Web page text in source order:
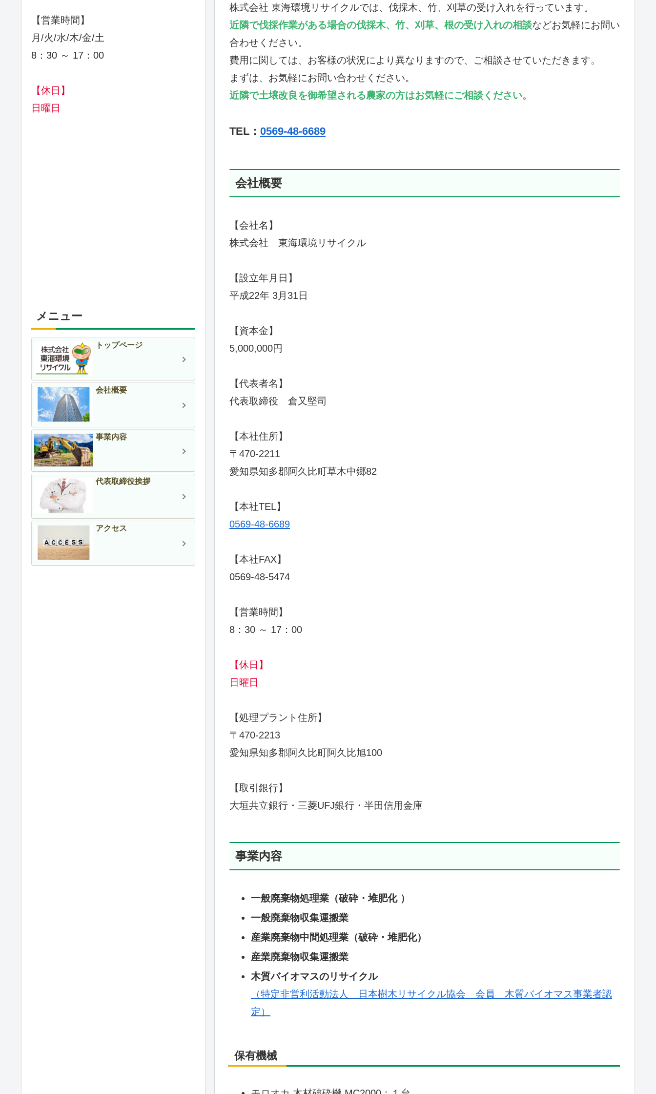
株式会社 東海環境リサイクルでは、伐採木、竹、刈草の受け入れを行っています。
近隣で伐採作業がある場合の伐採木、竹、刈草、根の受け入れの相談などお気軽にお問い
合わせください。
費用に関しては、お客様の状況により異なりますので、ご相談させていただきます。
まずは、お気軽にお問い合わせください。
近隣で土壌改良を御希望される農家の方はお気軽にご相談ください。
TEL： 0569-48-6689
会社概要
【会社名】
株式会社 東海環境リサイクル
【設立年月日】
平成22年 3月31日
【資本金】
5,000,000円
【代表者名】
代表取締役 倉又堅司
【本社住所】
〒470-2211
愛知県知多郡阿久比町草木中郷82
【本社TEL】
0569-48-6689
【本社FAX】
0569-48-5474
【営業時間】
8：30 ～ 17：00
【休日】
日曜日
【処理プラント住所】
〒470-2213
愛知県知多郡阿久比町阿久比旭100
【取引銀行】
大垣共立銀行・三菱UFJ銀行・半田信用金庫
事業内容
一般廃棄物処理業（破砕・堆肥化 ）
一般廃棄物収集運搬業
産業廃棄物中間処理業（破砕・堆肥化）
産業廃棄物収集運搬業
木質バイオマスのリサイクル
（特定非営利活動法人 日本樹木リサイクル協会 会員 木質バイオマス事業者認
定）
保有機械
【営業時間】
月/火/水/木/金/土
8：30 ～ 17：00
【休日】
日曜日
メニュー
トップページ
会社概要
事業内容
代表取締役挨拶
アクセス